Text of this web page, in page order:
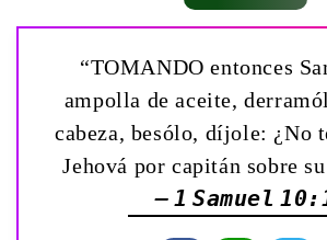
“TOMANDO entonces
ampolla de aceite,
cabeza, besólo, díjole: ¿No
Jehová por capitán sobre
— 1 Samuel